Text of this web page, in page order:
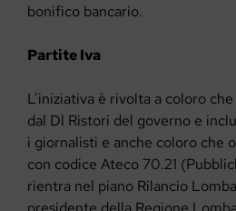
bonifico bancario.
Partite Iva
L’iniziativa è rivolta a coloro
dal Dl Ristori del governo e
i giornalisti e anche coloro che
con codice Ateco 70.21
rientra nel piano Rilancio